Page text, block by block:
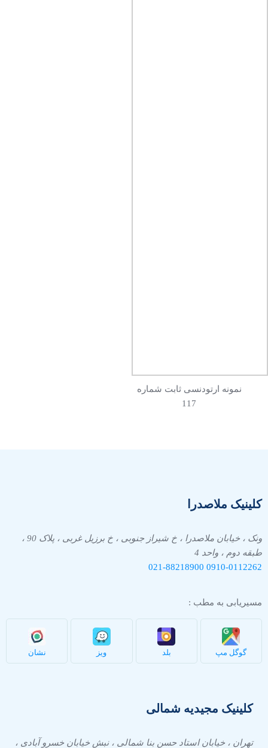
نمونه ارتودنسی ثابت شماره
117
کلینیک ملاصدرا
ونک ، خیابان ملاصدرا ، خ شیراز جنوبی ، خ برزیل غربی ، پلاک 90 ،
طبقه دوم ، واحد 4
0910-0112262
021-88218900
مسیریابی به مطب :
گوگل مپ بلد ویز نشان
کلینیک مجیدیه شمالی
تهران ، خیابان استاد حسن بنا شمالی ، نبش خیابان خسرو آبادی ،